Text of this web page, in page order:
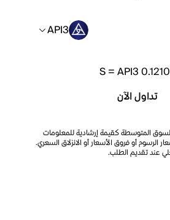
API3
S=API3 0.1210
تداول الآن
المتوسطة كقيمة إرشادية للمعلومات
الرسوم أو فروق الأسعار أو الانزلاق السعري.
عند تقديم الطلب.